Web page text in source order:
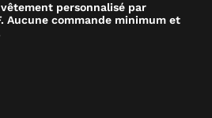
personnalisé par
Aucune commande minimum et